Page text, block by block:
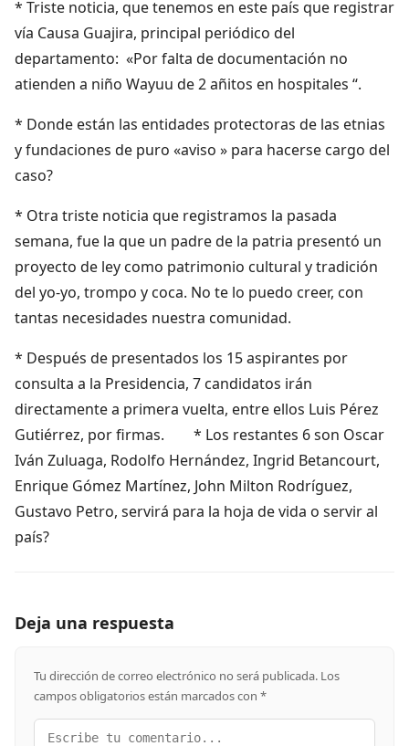
* Triste noticia, que tenemos en este país que registrar
vía Causa Guajira, principal periódico del
departamento: «Por falta de documentación no
atienden a niño Wayuu de 2 añitos en hospitales “.
* Donde están las entidades protectoras de las etnias
y fundaciones de puro «aviso » para hacerse cargo del
caso?
* Otra triste noticia que registramos la pasada
semana, fue la que un padre de la patria presentó un
proyecto de ley como patrimonio cultural y tradición
del yo-yo, trompo y coca. No te lo puedo creer, con
tantas necesidades nuestra comunidad.
* Después de presentados los 15 aspirantes por
consulta a la Presidencia, 7 candidatos irán
directamente a primera vuelta, entre ellos Luis Pérez
Gutiérrez, por firmas. * Los restantes 6 son Oscar
Iván Zuluaga, Rodolfo Hernández, Ingrid Betancourt,
Enrique Gómez Martínez, John Milton Rodríguez,
Gustavo Petro, servirá para la hoja de vida o servir al
país?
Deja una respuesta
Tu dirección de correo electrónico no será publicada. Los
campos obligatorios están marcados con *